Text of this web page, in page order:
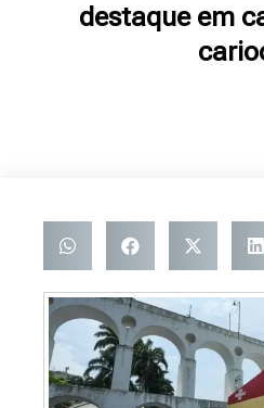
destaque em